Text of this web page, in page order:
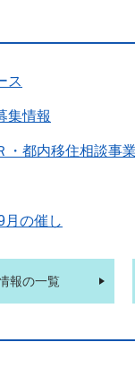
ス
集情報
・都内移住相談
月の催し
報の一覧